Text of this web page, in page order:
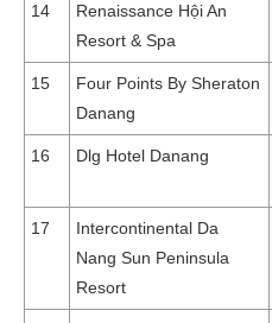
14
Renaissance Hội An
Resort & Spa
15
Four Points By Sheraton
Danang
16 Dlg Hotel Danang
17
Intercontinental Da
Nang Sun Peninsula
Resort